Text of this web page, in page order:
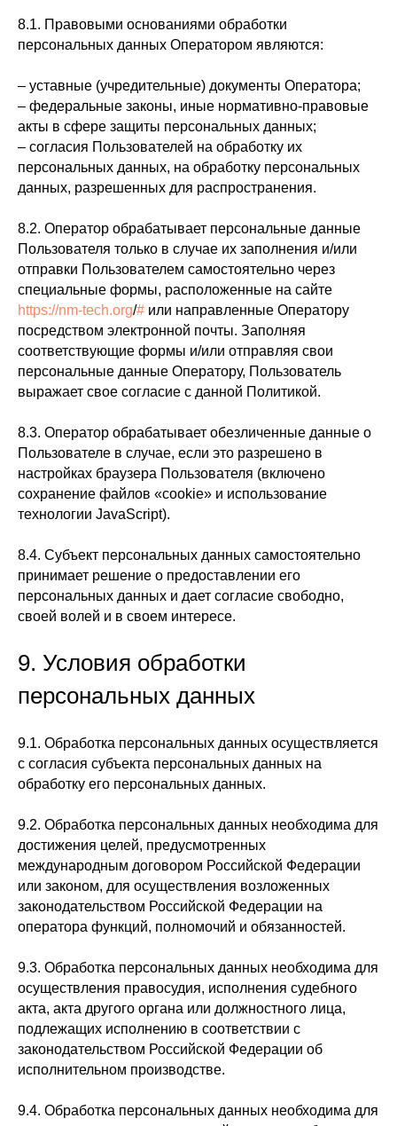
8.1. Правовыми основаниями обработки
персональных данных Оператором являются:
– уставные (учредительные) документы Оператора;
– федеральные законы, иные нормативно-правовые
акты в сфере защиты персональных данных;
– согласия Пользователей на обработку их
персональных данных, на обработку персональных
данных, разрешенных для распространения.
8.2. Оператор обрабатывает персональные данные
Пользователя только в случае их заполнения и/или
отправки Пользователем самостоятельно через
специальные формы, расположенные на сайте
https://nm-tech.org/# или направленные Оператору
посредством электронной почты. Заполняя
соответствующие формы и/или отправляя свои
персональные данные Оператору, Пользователь
выражает свое согласие с данной Политикой.
8.3. Оператор обрабатывает обезличенные данные о
Пользователе в случае, если это разрешено в
настройках браузера Пользователя (включено
сохранение файлов «cookie» и использование
технологии JavaScript).
8.4. Субъект персональных данных самостоятельно
принимает решение о предоставлении его
персональных данных и дает согласие свободно,
своей волей и в своем интересе.
9. Условия обработки
персональных данных
9.1. Обработка персональных данных осуществляется
с согласия субъекта персональных данных на
обработку его персональных данных.
9.2. Обработка персональных данных необходима для
достижения целей, предусмотренных
международным договором Российской Федерации
или законом, для осуществления возложенных
законодательством Российской Федерации на
оператора функций, полномочий и обязанностей.
9.3. Обработка персональных данных необходима для
осуществления правосудия, исполнения судебного
акта, акта другого органа или должностного лица,
подлежащих исполнению в соответствии с
законодательством Российской Федерации об
исполнительном производстве.
9.4. Обработка персональных данных необходима для